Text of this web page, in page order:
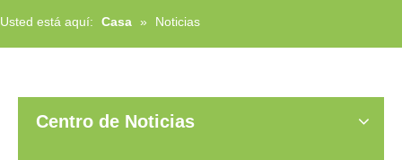
Usted está aquí: Casa » Noticias
Centro de Noticias